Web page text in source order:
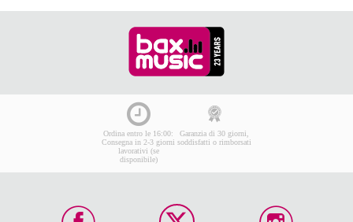
Ordina entro le 16:00:
Consegna in 2-3 giorni
lavorativi (se
disponibile)
Garanzia di 30 giorni,
soddisfatti o rimborsati